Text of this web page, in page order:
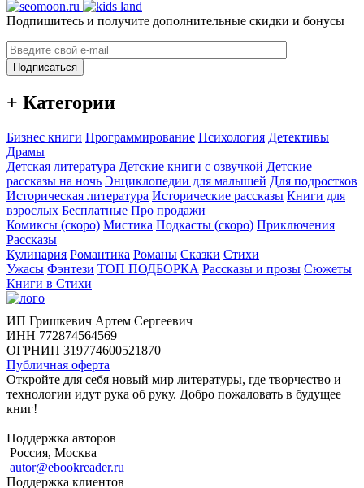
Подпишитесь и получите дополнительные скидки и бонусы
Подписаться
+ Категории
Бизнес книги Программирование Психология Детективы
Драмы
Детская литература Детские книги с озвучкой Детские
рассказы на ночь Энциклопедии для малышей Для подростков
Историческая литература Исторические рассказы Книги для
взрослых Бесплатные Про продажи
Комиксы (скоро) Мистика Подкасты (скоро) Приключения
Рассказы
Кулинария Романтика Романы Сказки Стихи
Ужасы Фэнтези ТОП ПОДБОРКА Рассказы и прозы Сюжеты
Книги в Стихи
ИП Гришкевич Артем Сергеевич
ИНН 772874564569
ОГРНИП 319774600521870
Публичная оферта
Откройте для себя новый мир литературы, где творчество и
технологии идут рука об руку. Добро пожаловать в будущее
книг!
Поддержка авторов
Россия, Москва
autor@ebookreader.ru
Поддержка клиентов